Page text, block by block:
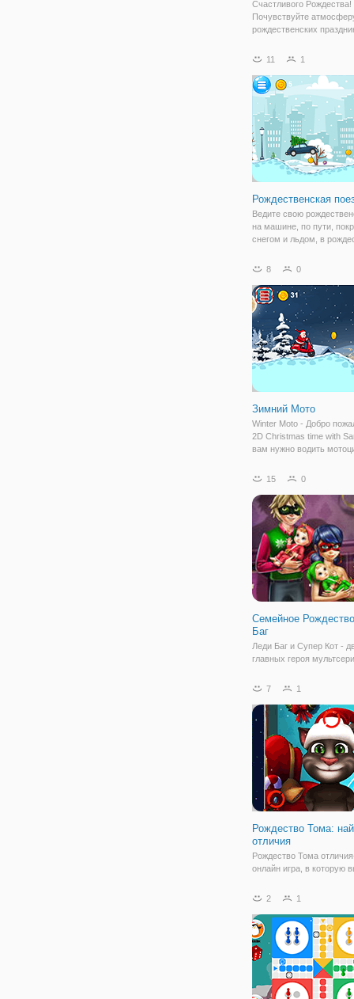
Счастливого Рождества!
Почувствуйте
рождественских
отличия". Это флеш
предстоит проявить
внимательность и
11 1
Рождественская
Ведите свою
на машине, по пути,
снегом и льдом, в
и покупайте новые
магазин, чтобы обновить
мощность и
8 0
Зимний Мото
Winter Moto - Добро
2D Christmas time with
вам нужно водить
новые мотоциклы для
и сделайте
15 0
Семейное
Баг
Леди Баг и Супер Кот -
главных героя
школе и девушку даже
свои чувства. В
судьба распорядилась
стали не
7 1
Рождество Тома:
отличия
Рождество Тома
онлайн игра, в которую
различия между двумя
Томом. Ваша задача
отличий на каждой
очистить уровень.
2 1